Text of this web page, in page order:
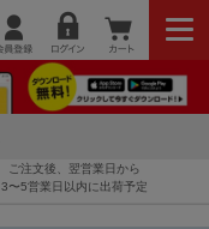
ご注文後、翌営業日から
3〜5営業日以内に出荷予定